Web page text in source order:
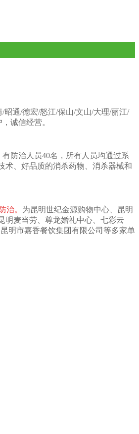
昭通/德宏/怒江/保山/文山/大理/丽江/
诚信经营。
防治人员40名，所有人员均通过系
术、好品质的消杀药物、消杀器械和
治。 为昆明世纪金源购物中心、昆明
明麦当劳、尊龙婚礼中心、七彩云
明市嘉香餐饮集团有限公司等多家单